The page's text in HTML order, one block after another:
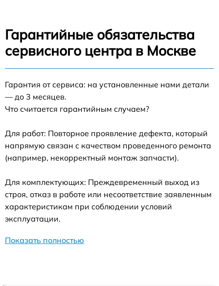
Гарантийные обязательства
сервисного центра в Москве
Гарантия от сервиса: на установленные нами детали
— до 3 месяцев.
Что считается гарантийным случаем?
Для работ: Повторное проявление дефекта, который
напрямую связан с качеством проведенного ремонта
(например, некорректный монтаж запчасти).
Для комплектующих: Преждевременный выход из
строя, отказ в работе или несоответствие заявленным
характеристикам при соблюдении условий
эксплуатации.
Показать полностью